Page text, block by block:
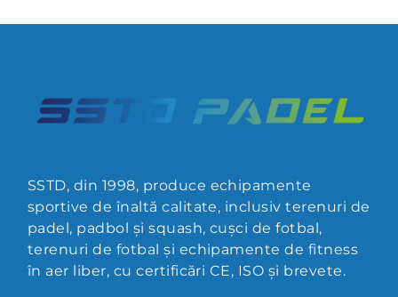
SSTD, din 1998, produce echipamente
sportive de înaltă calitate, inclusiv terenuri de
padel, padbol și squash, cușci de fotbal,
terenuri de fotbal și echipamente de fitness
în aer liber, cu certificări CE, ISO și brevete.